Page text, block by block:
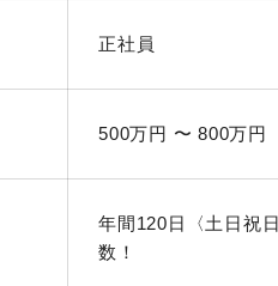
正社員
500万円 〜 800万円
年間120日〈土日祝
数！